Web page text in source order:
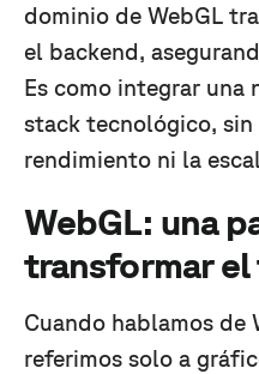
dominio de WebGL
el backend,
Es como integrar una
stack tecnológico,
rendimiento ni la
WebGL: una
transformar
Cuando hablamos de
referimos solo a